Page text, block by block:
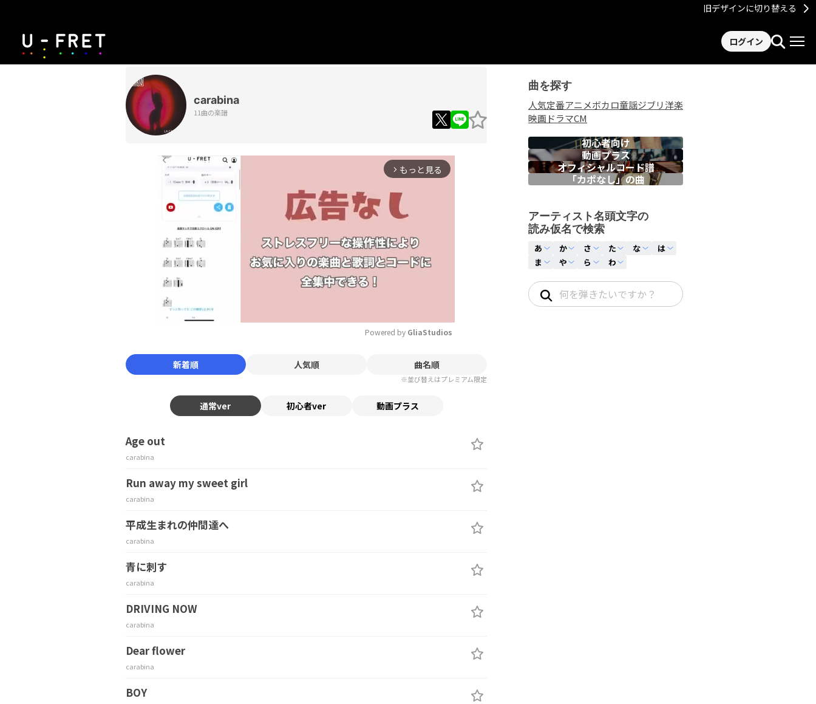
旧デザインに切り替える
ログイン
carabina
11曲の楽譜
arrow_forward_ios もっと見る
Mute
Powered by GliaStudios
新着順 人気順 曲名順
※並び替えはプレミアム限定
通常ver 初心者ver 動画プラス
Age out
carabina
Run away my sweet girl
carabina
平成生まれの仲間達へ
carabina
青に刺す
carabina
DRIVING NOW
carabina
Dear flower
carabina
BOY
曲を探す
人気定番アニメボカロ童謡ジブリ洋楽
映画ドラマCM
初心者向け
動画プラス
オフィシャルコード譜
「カポなし」の曲
アーティスト名頭文字の
読み仮名で検索